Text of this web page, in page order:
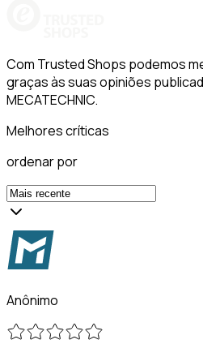
Com Trusted Shops podemos
graças às suas opiniões
MECATECHNIC.
Melhores críticas
ordenar por
Anônimo